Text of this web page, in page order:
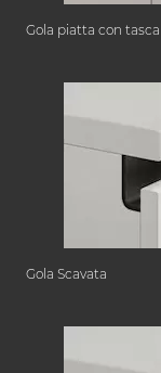
Gola piatta con tasca
Gola Scavata